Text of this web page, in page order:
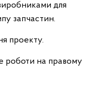
для
запчастин.
проекту.
роботи на правому